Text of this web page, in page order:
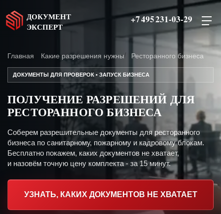
ДОКУМЕНТ
ЭКСПЕРТ
+7 495 231-03-29
Главная Какие разрешения нужны Ресторанного бизнеса
ДОКУМЕНТЫ ДЛЯ ПРОВЕРОК • ЗАПУСК БИЗНЕСА
ПОЛУЧЕНИЕ РАЗРЕШЕНИЙ ДЛЯ
РЕСТОРАННОГО БИЗНЕСА
Соберем разрешительные документы для ресторанного
бизнеса по санитарному, пожарному и кадровому блокам.
Бесплатно покажем, каких документов не хватает,
и назовём точную цену комплекта - за 15 минут.
УЗНАТЬ, КАКИХ ДОКУМЕНТОВ НЕ ХВАТАЕТ